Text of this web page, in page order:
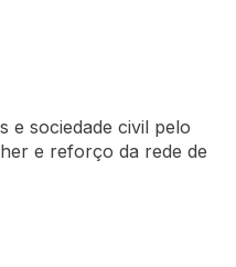
e sociedade civil pelo
e reforço da rede de